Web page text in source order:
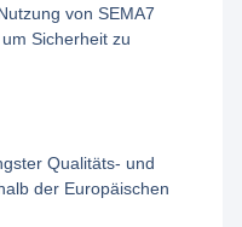
von SEMA7
Sicherheit zu
Qualitäts- und
der Europäischen